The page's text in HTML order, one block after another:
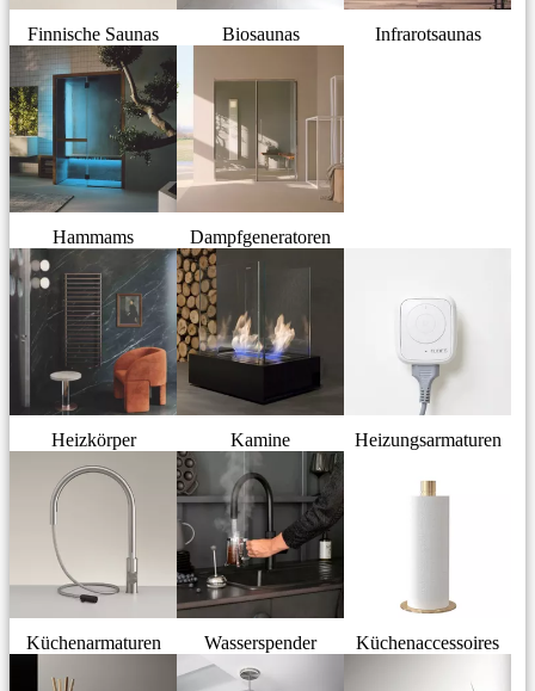
Finnische Saunas Biosaunas Infrarotsaunas
Hammams Dampfgeneratoren
Heizkörper Kamine Heizungsarmaturen
Küchenarmaturen Wasserspender Küchenaccessoires